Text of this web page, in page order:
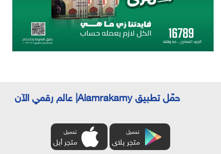
حمّل تطبيق Alamrakamy| عالم رقمي الآن
تحميل
متجر بلاى
تحميل
متجر أبل